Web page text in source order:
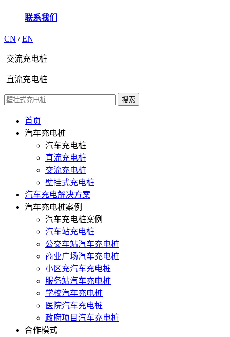
联系我们
CN /EN
交流充电桩
直流充电桩
首页
汽车充电桩
汽车充电桩
直流充电桩
交流充电桩
壁挂式充电桩
汽车充电解决方案
汽车充电桩案例
汽车充电桩案例
汽车站充电桩
公交车站汽车充电桩
商业广场汽车充电桩
小区充汽车充电桩
服务站汽车充电桩
学校汽车充电桩
医院汽车充电桩
政府项目汽车充电桩
合作模式